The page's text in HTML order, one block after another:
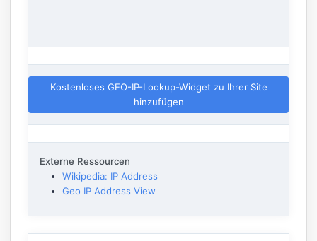
Kostenloses GEO-IP-Lookup-Widget zu Ihrer Site
hinzufügen
Externe Ressourcen
Wikipedia: IP Address
Geo IP Address View